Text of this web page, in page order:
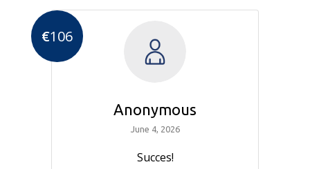
€106
Anonymous
June 4, 2026
Succes!